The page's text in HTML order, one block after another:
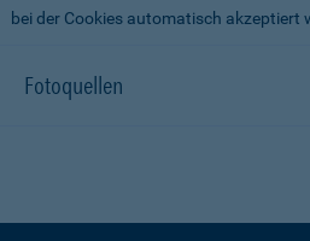
bei der Cookies automatisch akzeptiert
Fotoquellen